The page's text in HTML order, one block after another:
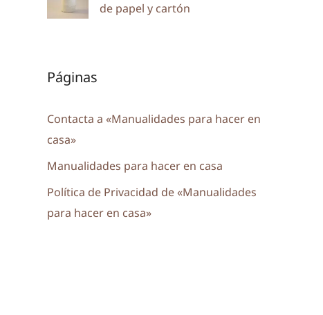
de papel y cartón
Páginas
Contacta a «Manualidades para hacer en
casa»
Manualidades para hacer en casa
Política de Privacidad de «Manualidades
para hacer en casa»